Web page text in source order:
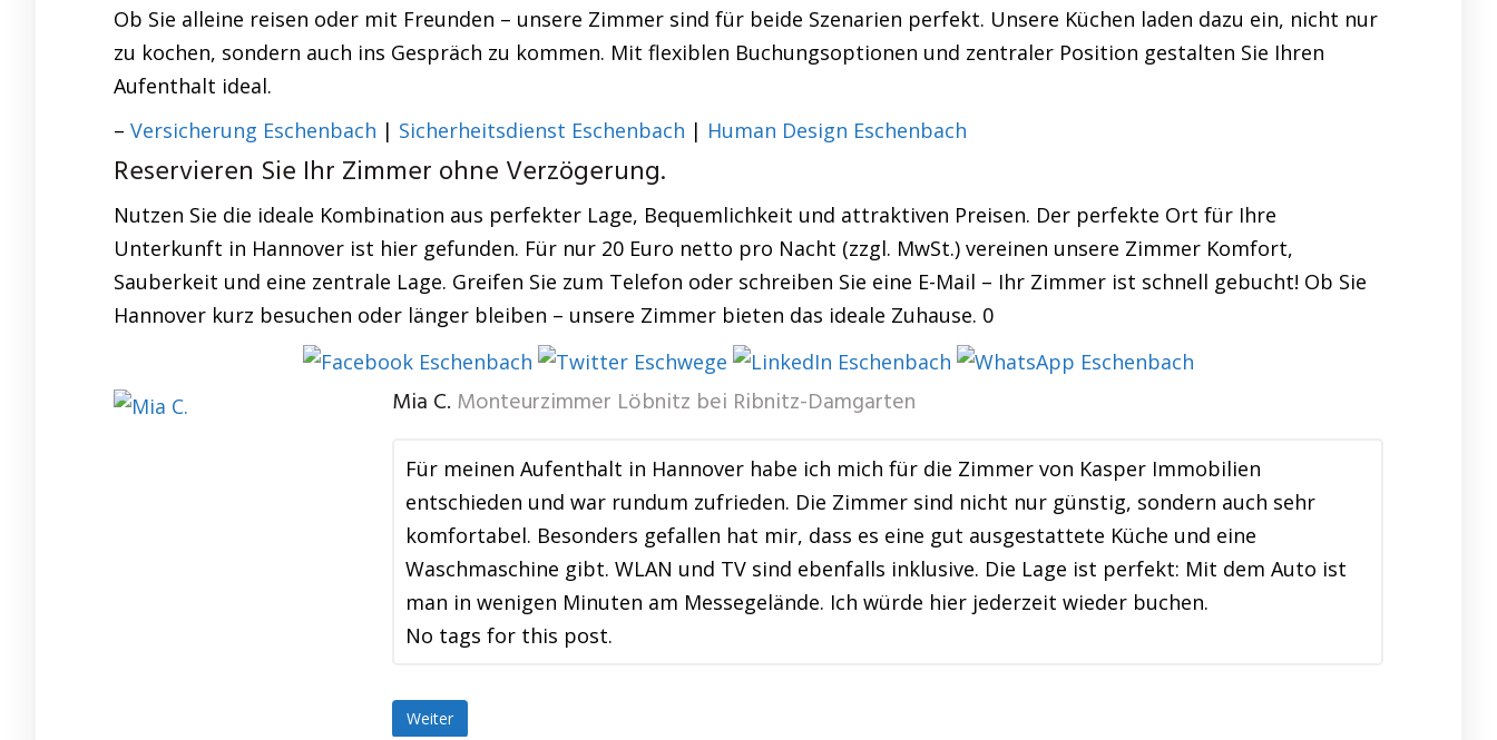
Ob Sie alleine reisen oder mit Freunden – unsere Zimmer sind für beide Szenarien perfekt. Unsere Küchen laden dazu ein, nicht nur
zu kochen, sondern auch ins Gespräch zu kommen. Mit flexiblen Buchungsoptionen und zentraler Position gestalten Sie Ihren
Aufenthalt ideal.
– Versicherung Eschenbach | Sicherheitsdienst Eschenbach | Human Design Eschenbach
Reservieren Sie Ihr Zimmer ohne Verzögerung.
Nutzen Sie die ideale Kombination aus perfekter Lage, Bequemlichkeit und attraktiven Preisen. Der perfekte Ort für Ihre
Unterkunft in Hannover ist hier gefunden. Für nur 20 Euro netto pro Nacht (zzgl. MwSt.) vereinen unsere Zimmer Komfort,
Sauberkeit und eine zentrale Lage. Greifen Sie zum Telefon oder schreiben Sie eine E-Mail – Ihr Zimmer ist schnell gebucht! Ob Sie
Hannover kurz besuchen oder länger bleiben – unsere Zimmer bieten das ideale Zuhause. 0
Mia C. Monteurzimmer Löbnitz bei Ribnitz-Damgarten
Für meinen Aufenthalt in Hannover habe ich mich für die Zimmer von Kasper Immobilien
entschieden und war rundum zufrieden. Die Zimmer sind nicht nur günstig, sondern auch sehr
komfortabel. Besonders gefallen hat mir, dass es eine gut ausgestattete Küche und eine
Waschmaschine gibt. WLAN und TV sind ebenfalls inklusive. Die Lage ist perfekt: Mit dem Auto ist
man in wenigen Minuten am Messegelände. Ich würde hier jederzeit wieder buchen.
No tags for this post.
Weiter